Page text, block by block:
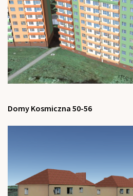
Domy Kosmiczna 50-56